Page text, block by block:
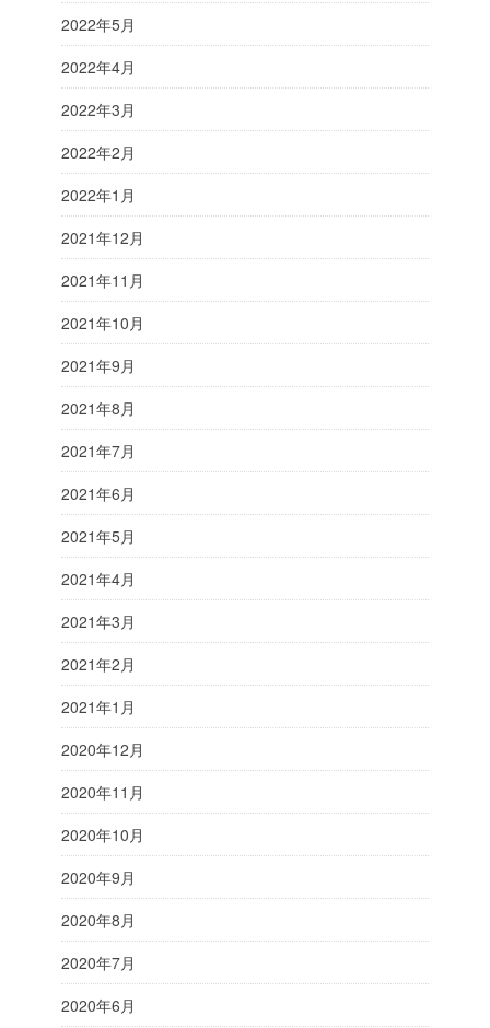
2022年5月
2022年4月
2022年3月
2022年2月
2022年1月
2021年12月
2021年11月
2021年10月
2021年9月
2021年8月
2021年7月
2021年6月
2021年5月
2021年4月
2021年3月
2021年2月
2021年1月
2020年12月
2020年11月
2020年10月
2020年9月
2020年8月
2020年7月
2020年6月